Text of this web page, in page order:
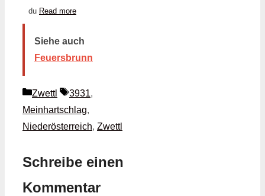
du Read more
Siehe auch
Feuersbrunn
Kategorien
Zwettl Schlagwörter
3931,
Meinhartschlag,
Niederösterreich, Zwettl
Schreibe einen
Kommentar